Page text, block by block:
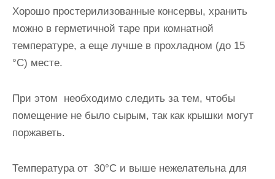
Хорошо простерилизованные консервы, хранить
можно в герметичной таре при комнатной
температуре, а еще лучше в прохладном (до 15
°С) месте.
При этом необходимо следить за тем, чтобы
помещение не было сырым, так как крышки могут
поржаветь.
Температура от 30°С и выше нежелательна для